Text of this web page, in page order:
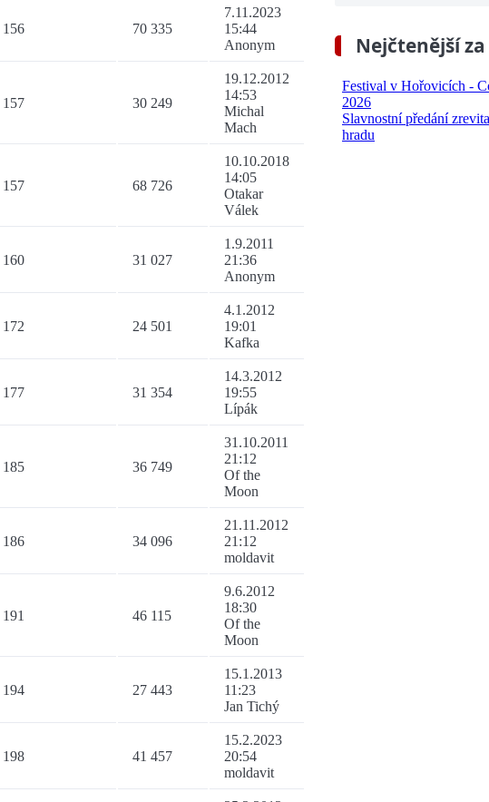
156 70 335
7.11.2023
15:44
Anonym
157 30 249
19.12.2012
14:53
Michal
Mach
157 68 726
10.10.2018
14:05
Otakar
Válek
160 31 027
1.9.2011
21:36
Anonym
172 24 501
4.1.2012
19:01
Kafka
177 31 354
14.3.2012
19:55
Lípák
185 36 749
31.10.2011
21:12
Of the
Moon
186 34 096
21.11.2012
21:12
moldavit
191 46 115
9.6.2012
18:30
Of the
Moon
194 27 443
15.1.2013
11:23
Jan Tichý
198 41 457
15.2.2023
20:54
moldavit
Nejčtenější
Festival v Hořovicích -
2026
Slavnostní předání
hradu